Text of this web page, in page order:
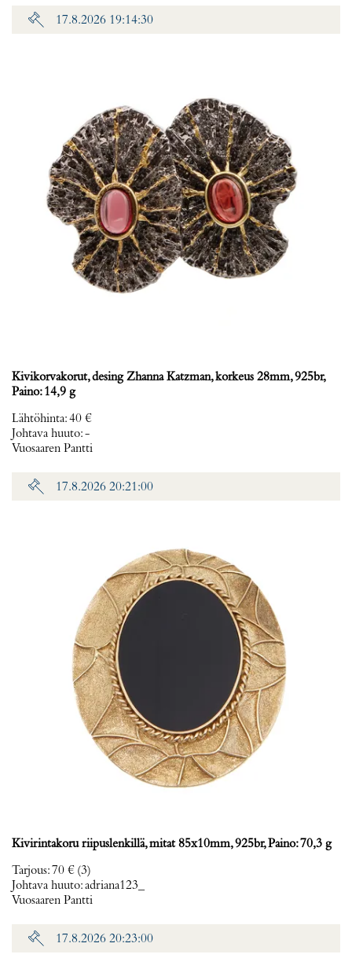
17.8.2026 19:14:30
Kivikorvakorut, desing Zhanna Katzman, korkeus 28mm, 925br,
Paino: 14,9 g
Lähtöhinta:40 €
Johtava huuto:-
Vuosaaren Pantti
17.8.2026 20:21:00
Kivirintakoru riipuslenkillä, mitat 85x10mm, 925br, Paino: 70,3 g
Tarjous:70 € (3)
Johtava huuto:adriana123_
Vuosaaren Pantti
17.8.2026 20:23:00